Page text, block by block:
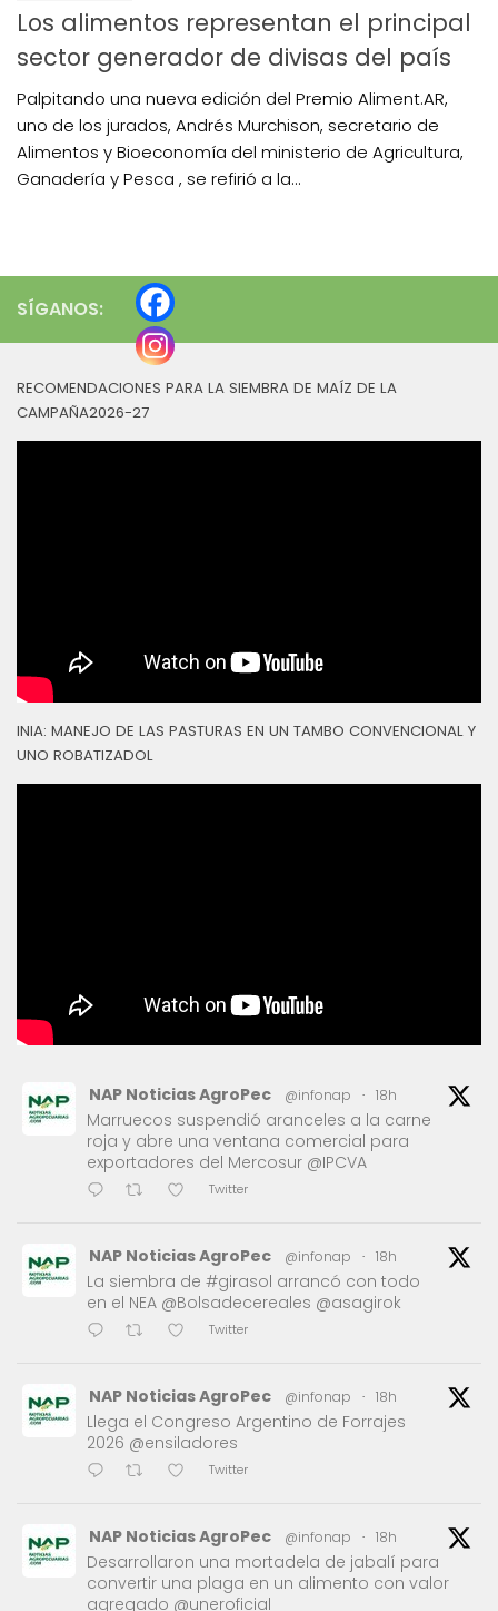
Los alimentos representan el principal
sector generador de divisas del país
Palpitando una nueva edición del Premio Aliment.AR,
uno de los jurados, Andrés Murchison, secretario de
Alimentos y Bioeconomía del ministerio de Agricultura,
Ganadería y Pesca , se refirió a la...
SÍGANOS:
RECOMENDACIONES PARA LA SIEMBRA DE MAÍZ DE LA
CAMPAÑA2026-27
INIA: MANEJO DE LAS PASTURAS EN UN TAMBO CONVENCIONAL Y
UNO ROBATIZADOL
NAP Noticias AgroPec @infonap · 18h
Marruecos suspendió aranceles a la carne
roja y abre una ventana comercial para
exportadores del Mercosur @IPCVA
Twitter
NAP Noticias AgroPec @infonap · 18h
La siembra de #girasol arrancó con todo
en el NEA @Bolsadecereales @asagirok
Twitter
NAP Noticias AgroPec @infonap · 18h
Llega el Congreso Argentino de Forrajes
2026 @ensiladores
Twitter
NAP Noticias AgroPec @infonap · 18h
Desarrollaron una mortadela de jabalí para
convertir una plaga en un alimento con valor
agregado @uneroficial